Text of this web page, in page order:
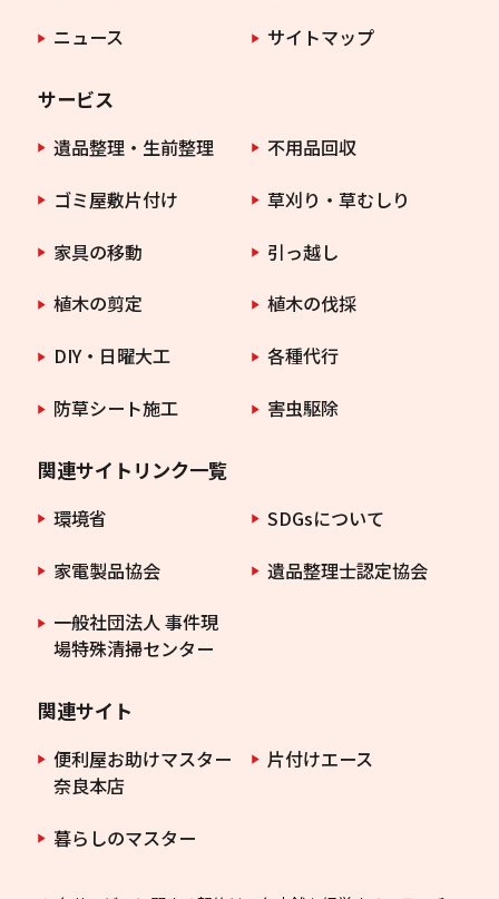
ニュース
サイトマップ
サービス
遺品整理・生前整理
不用品回収
ゴミ屋敷片付け
草刈り・草むしり
家具の移動
引っ越し
植木の剪定
植木の伐採
DIY・日曜大工
各種代行
防草シート施工
害虫駆除
関連サイトリンク一覧
環境省
SDGsについて
家電製品協会
遺品整理士認定協会
一般社団法人 事件現
場特殊清掃センター
関連サイト
便利屋お助けマスター
奈良本店
片付けエース
暮らしのマスター